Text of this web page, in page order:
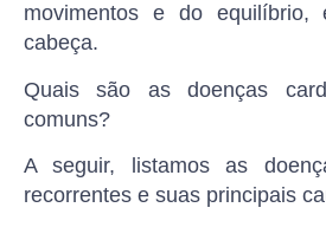
movimentos e do
cabeça.
Quais são as doenças
comuns?
A seguir, listamos as
recorrentes e suas principais